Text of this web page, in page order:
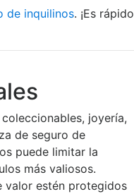
de inquilinos. ¡Es rápido
joyería,
de seguro de
puede limitar la
más valiosos.
valor estén protegidos